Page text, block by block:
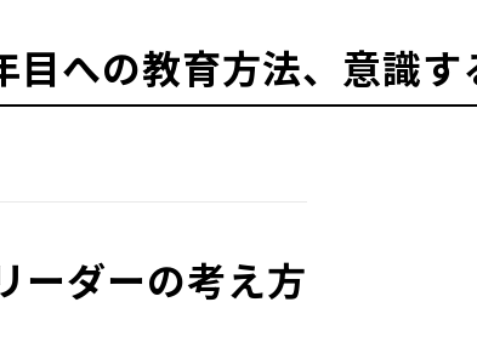
への教育方法、意識す
ーダーの考え方